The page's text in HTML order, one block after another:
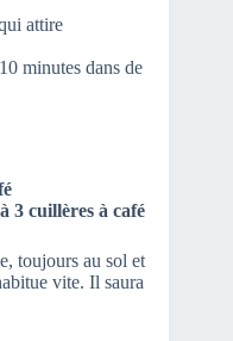
attire
minutes dans de
3 cuillères à café
toujours au sol et
vite. Il saura